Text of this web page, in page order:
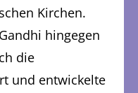
Kirchen.
hingegen
die
und entwickelte